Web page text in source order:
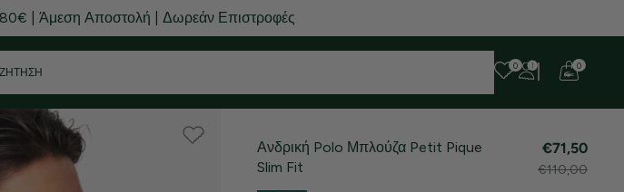
| Άμεση Αποστολή | Δωρεάν Επιστροφές
0 0
Ανδρική Polo Μπλούζα Petit Pique
Slim Fit
€71,50
€110,00